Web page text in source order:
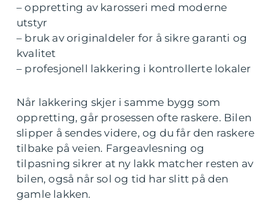
– oppretting av karosseri med moderne
utstyr
– bruk av originaldeler for å sikre garanti og
kvalitet
– profesjonell lakkering i kontrollerte lokaler
Når lakkering skjer i samme bygg som
oppretting, går prosessen ofte raskere. Bilen
slipper å sendes videre, og du får den raskere
tilbake på veien. Fargeavlesning og
tilpasning sikrer at ny lakk matcher resten av
bilen, også når sol og tid har slitt på den
gamle lakken.